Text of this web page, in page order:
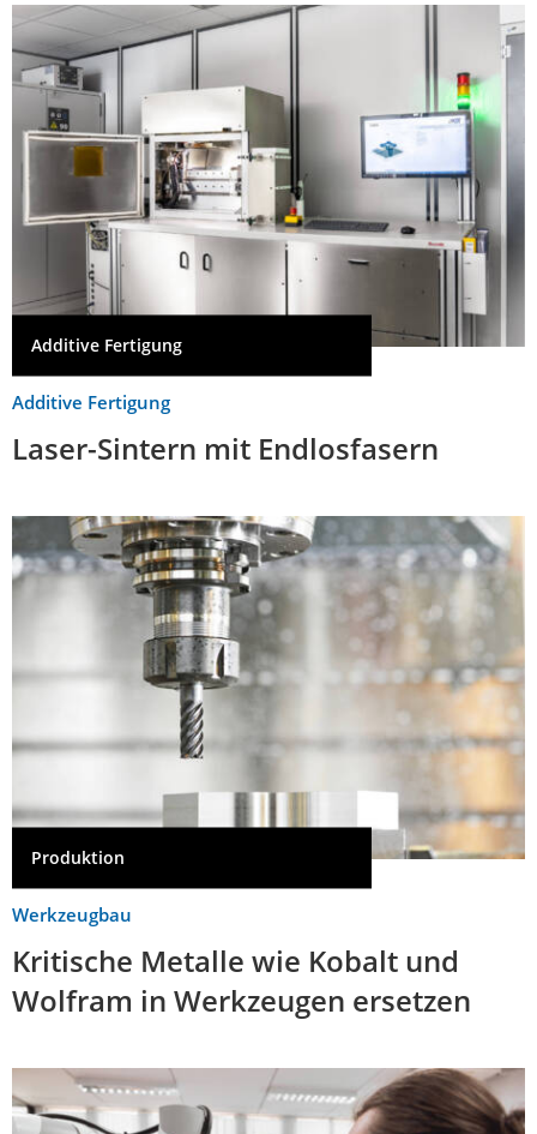
Additive Fertigung
Additive Fertigung
Laser-Sintern mit Endlosfasern
Produktion
Werkzeugbau
Kritische Metalle wie Kobalt und
Wolfram in Werkzeugen ersetzen